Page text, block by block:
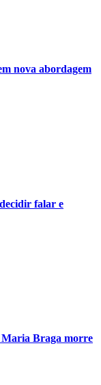
nova abordagem
falar e
Maria Braga morre